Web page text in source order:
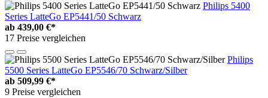
Philips 5400
Series LatteGo EP5441/50 Schwarz
ab 439,00 €*
17 Preise vergleichen
Philips
5500 Series LatteGo EP5546/70 Schwarz/Silber
ab 509,99 €*
9 Preise vergleichen